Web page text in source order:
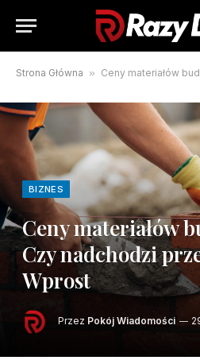
Strona Główna » Ceny materiałów
BIZNES
Ceny materiałów
Czy nadchodzi
Wprost
Przez Pokój Wiadomości